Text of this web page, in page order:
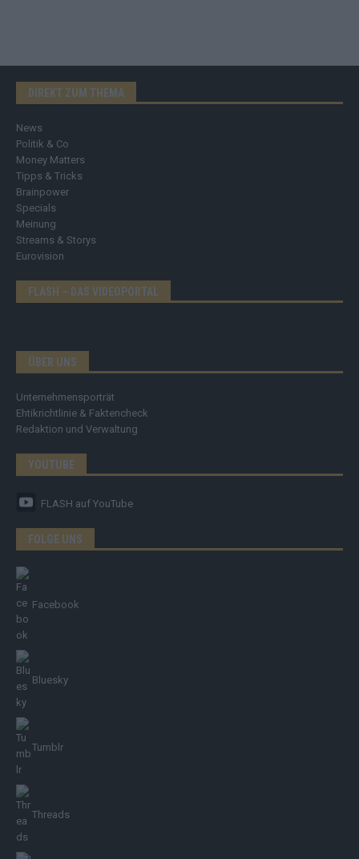
DIREKT ZUM THEMA
News
Politik & Co
Money Matters
Tipps & Tricks
Brainpower
Specials
Meinung
Streams & Storys
Eurovision
FLASH – DAS VIDEOPORTAL
ÜBER UNS
Unternehmensporträt
Ehtikrichtlinie & Faktencheck
Redaktion und Verwaltung
YOUTUBE
FLASH auf YouTube
FOLGE UNS
Facebook
Bluesky
Tumblr
Threads